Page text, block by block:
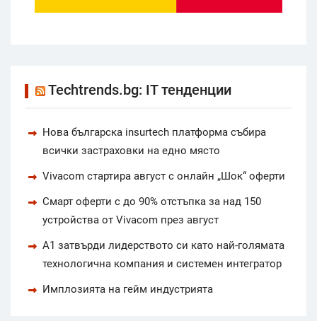
Techtrends.bg: IT тенденции
Нова българска insurtech платформа събира
всички застраховки на едно място
Vivacom стартира август с онлайн „Шок“ оферти
Смарт оферти с до 90% отстъпка за над 150
устройства от Vivacom през август
А1 затвърди лидерството си като най-голямата
технологична компания и системен интегратор
Имплозията на гейм индустрията